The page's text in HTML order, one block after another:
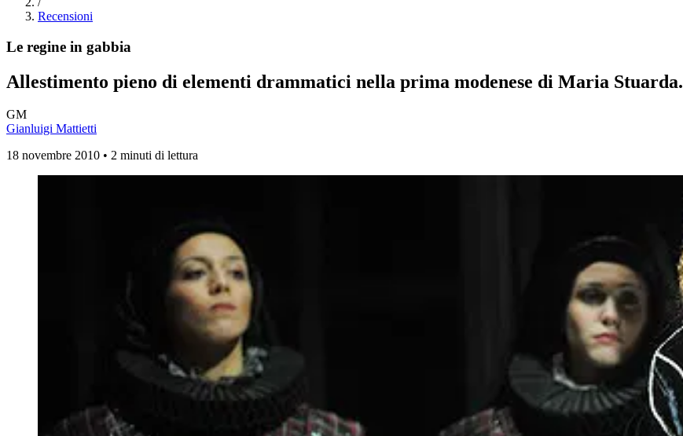
Recensioni
Le regine in gabbia
Allestimento pieno di elementi drammatici nella prima modenese di Maria Stuarda.
GM
Gianluigi Mattietti
18 novembre 2010 • 2 minuti di lettura